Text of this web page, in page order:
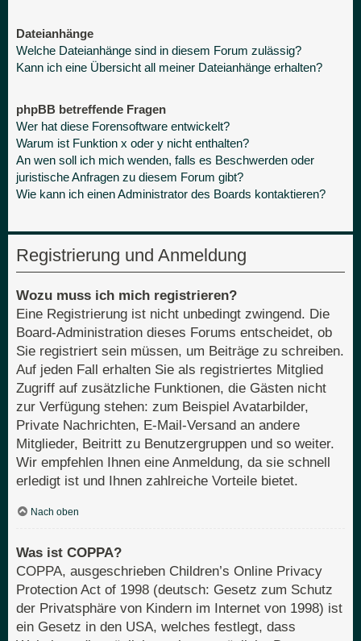
Dateianhänge
Welche Dateianhänge sind in diesem Forum zulässig?
Kann ich eine Übersicht all meiner Dateianhänge erhalten?
phpBB betreffende Fragen
Wer hat diese Forensoftware entwickelt?
Warum ist Funktion x oder y nicht enthalten?
An wen soll ich mich wenden, falls es Beschwerden oder
juristische Anfragen zu diesem Forum gibt?
Wie kann ich einen Administrator des Boards kontaktieren?
Registrierung und Anmeldung
Wozu muss ich mich registrieren?
Eine Registrierung ist nicht unbedingt zwingend. Die
Board-Administration dieses Forums entscheidet, ob
Sie registriert sein müssen, um Beiträge zu schreiben.
Auf jeden Fall erhalten Sie als registriertes Mitglied
Zugriff auf zusätzliche Funktionen, die Gästen nicht
zur Verfügung stehen: zum Beispiel Avatarbilder,
Private Nachrichten, E-Mail-Versand an andere
Mitglieder, Beitritt zu Benutzergruppen und so weiter.
Wir empfehlen Ihnen eine Anmeldung, da sie schnell
erledigt ist und Ihnen zahlreiche Vorteile bietet.
Nach oben
Was ist COPPA?
COPPA, ausgeschrieben Children’s Online Privacy
Protection Act of 1998 (deutsch: Gesetz zum Schutz
der Privatsphäre von Kindern im Internet von 1998) ist
ein Gesetz in den USA, welches festlegt, dass